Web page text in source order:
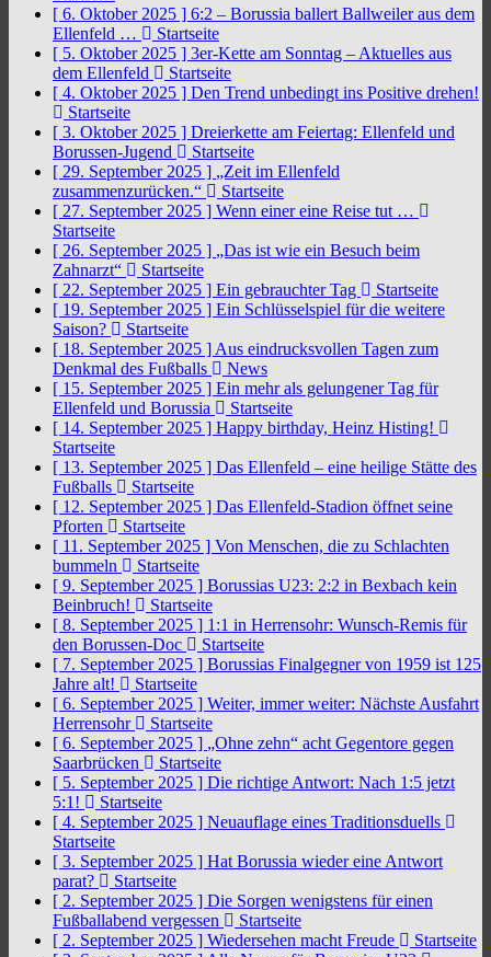
[ 6. Oktober 2025 ] 6:2 – Borussia ballert Ballweiler aus dem
Ellenfeld …
Startseite
[ 5. Oktober 2025 ] 3er-Kette am Sonntag – Aktuelles aus
dem Ellenfeld
Startseite
[ 4. Oktober 2025 ] Den Trend unbedingt ins Positive drehen!
Startseite
[ 3. Oktober 2025 ] Dreierkette am Feiertag: Ellenfeld und
Borussen-Jugend
Startseite
[ 29. September 2025 ] „Zeit im Ellenfeld
zusammenzurücken.“
Startseite
[ 27. September 2025 ] Wenn einer eine Reise tut …
Startseite
[ 26. September 2025 ] „Das ist wie ein Besuch beim
Zahnarzt“
Startseite
[ 22. September 2025 ] Ein gebrauchter Tag
Startseite
[ 19. September 2025 ] Ein Schlüsselspiel für die weitere
Saison?
Startseite
[ 18. September 2025 ] Aus eindrucksvollen Tagen zum
Denkmal des Fußballs
News
[ 15. September 2025 ] Ein mehr als gelungener Tag für
Ellenfeld und Borussia
Startseite
[ 14. September 2025 ] Happy birthday, Heinz Histing!
Startseite
[ 13. September 2025 ] Das Ellenfeld – eine heilige Stätte des
Fußballs
Startseite
[ 12. September 2025 ] Das Ellenfeld-Stadion öffnet seine
Pforten
Startseite
[ 11. September 2025 ] Von Menschen, die zu Schlachten
bummeln
Startseite
[ 9. September 2025 ] Borussias U23: 2:2 in Bexbach kein
Beinbruch!
Startseite
[ 8. September 2025 ] 1:1 in Herrensohr: Wunsch-Remis für
den Borussen-Doc
Startseite
[ 7. September 2025 ] Borussias Finalgegner von 1959 ist 125
Jahre alt!
Startseite
[ 6. September 2025 ] Weiter, immer weiter: Nächste Ausfahrt
Herrensohr
Startseite
[ 6. September 2025 ] „Ohne zehn“ acht Gegentore gegen
Saarbrücken
Startseite
[ 5. September 2025 ] Die richtige Antwort: Nach 1:5 jetzt
5:1!
Startseite
[ 4. September 2025 ] Neuauflage eines Traditionsduells
Startseite
[ 3. September 2025 ] Hat Borussia wieder eine Antwort
parat?
Startseite
[ 2. September 2025 ] Die Sorgen wenigstens für einen
Fußballabend vergessen
Startseite
[ 2. September 2025 ] Wiedersehen macht Freude
Startseite